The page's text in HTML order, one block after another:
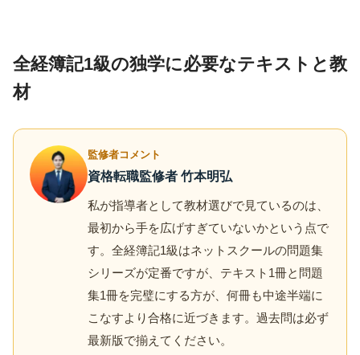
全経簿記1級の独学に必要なテキストと教
材
監修者コメント
資格転職監修者 竹本明弘
私が指導者として教材選びで見ているのは、
最初から手を広げすぎていないかという点で
す。全経簿記1級はネットスクールの問題集
シリーズが定番ですが、テキスト1冊と問題
集1冊を完璧にする方が、何冊も中途半端に
こなすより合格に近づきます。過去問は必ず
最新版で揃えてください。